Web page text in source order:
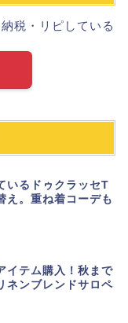
税・リピしている
いるドゥクラッセT
え。重ね着コーデも
イテム購入！秋まで
ネンブレンドサロペ